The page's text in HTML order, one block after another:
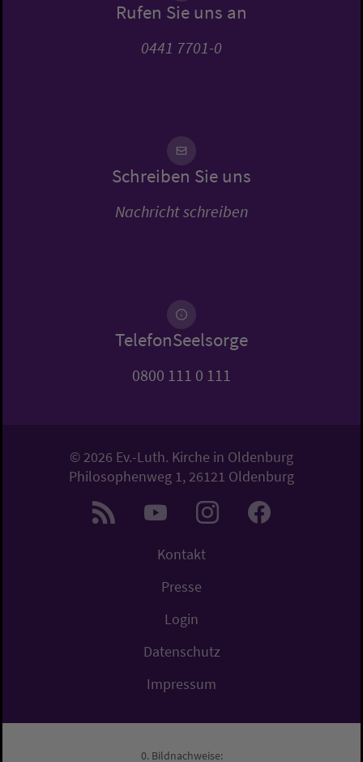
Rufen Sie uns an
0441 7701-0
Schreiben Sie uns
Nachricht schreiben
TelefonSeelsorge
0800 111 0 111
© 2026 Ev.-Luth. Kirche in Oldenburg
Philosophenweg 1, 26121 Oldenburg
Kontakt
Presse
Login
Datenschutz
Impressum
Bildnachweise: